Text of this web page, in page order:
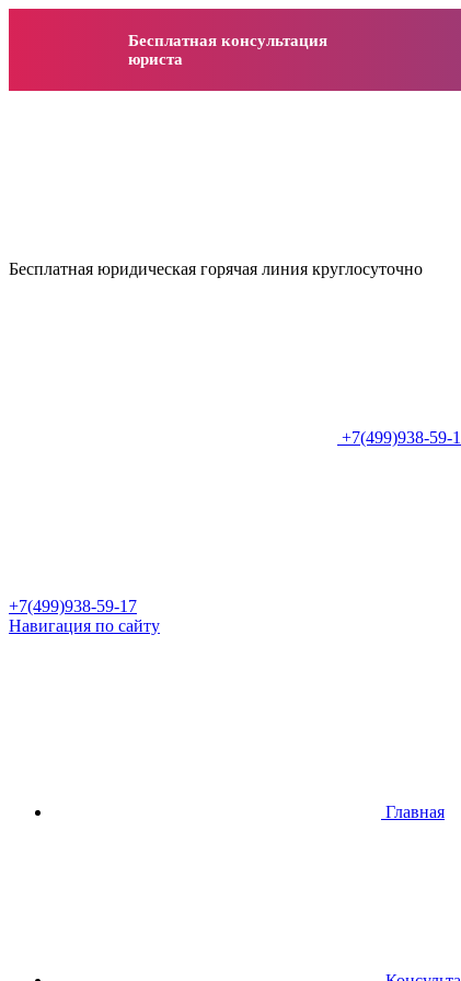
Бесплатная консультация
юриста
Бесплатная юридическая горячая линия круглосуточно
+7(499)938-59-
+7(499)938-59-17
Навигация по сайту
Главная